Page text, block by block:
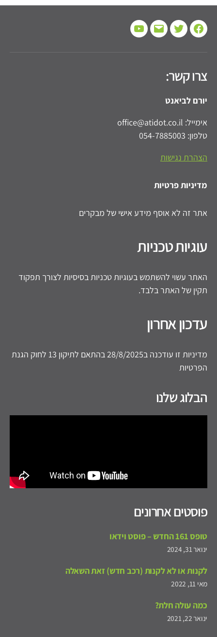
Facebook
Twitterhttps://twitter.com/Atidot_Fmly_Fin
Email
Youtube
צרו קשר:
יורם לביאנט
אימייל: office@atidot.co.il
טלפון: 054-7885003
הצהרת נגישות
מדיניות פרטיות
אתר זה לא אוסף מידע אישי של מבקרים
עוגיות טכניות
האתר עשוי להשתמש בעוגיות טכניות בסיסיות לצורך תפקוד
תקין של האתר בלבד.
עדכון אחרון
מדיניות זו עודכנה ב28/8/2025 בהתאם לתיקון 13 לחוק הגנת
הפרטיות
הבלוג שלנו
פוסטים אחרונים
טופס 161 החדש – פוסט וידאו
ינואר 31, 2024
לקנות או לא לקנות (רכב חדש) זאת השאלה
מאי 11, 2022
כמה עולה חלת?
ינואר 22, 2021